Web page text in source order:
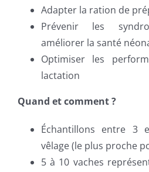
Adapter la ration de
Prévenir les
améliorer la santé
Optimiser les
lactation
Quand et comment ?
Échantillons entre 3
vêlage (le plus proche
5 à 10 vaches